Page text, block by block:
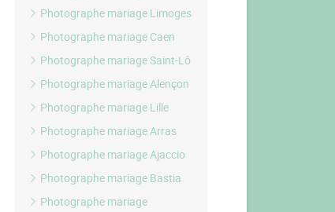
Photographe mariage Limoges
Photographe mariage Caen
Photographe mariage Saint-Lô
Photographe mariage Alençon
Photographe mariage Lille
Photographe mariage Arras
Photographe mariage Ajaccio
Photographe mariage Bastia
Photographe mariage